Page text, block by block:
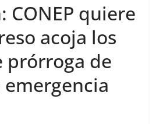
CONEP quiere
acoja los
prórroga de